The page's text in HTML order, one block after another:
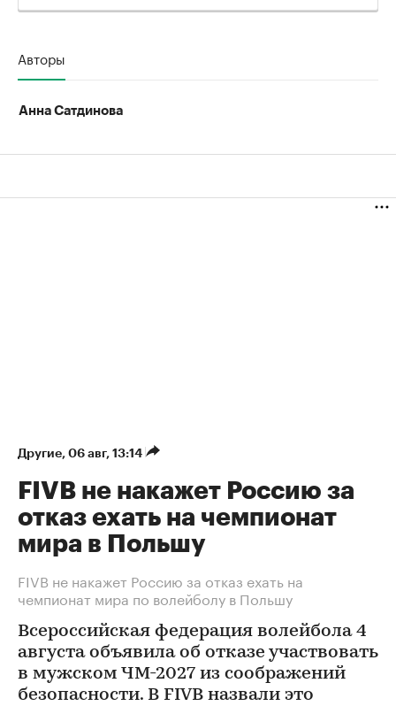
Авторы
Анна Сатдинова
Другие⁠, 06 авг, 13:14
FIVB не накажет Россию за
отказ ехать на чемпионат
мира в Польшу
FIVB не накажет Россию за отказ ехать на
чемпионат мира по волейболу в Польшу
Всероссийская федерация волейбола 4
августа объявила об отказе участвовать
в мужском ЧМ-2027 из соображений
безопасности. В FIVB назвали это